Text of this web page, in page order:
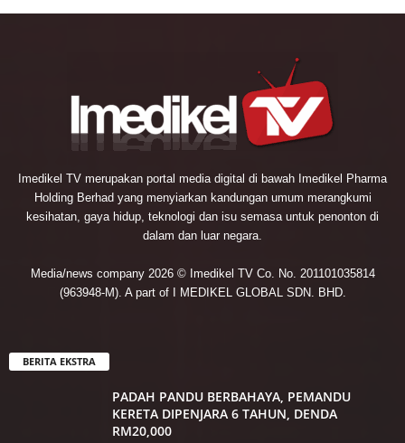
Imedikel TV merupakan portal media digital di bawah Imedikel Pharma
Holding Berhad yang menyiarkan kandungan umum merangkumi
kesihatan, gaya hidup, teknologi dan isu semasa untuk penonton di
dalam dan luar negara.
Media/news company 2026 © Imedikel TV Co. No. 201101035814
(963948-M). A part of I MEDIKEL GLOBAL SDN. BHD.
BERITA EKSTRA
PADAH PANDU BERBAHAYA, PEMANDU
KERETA DIPENJARA 6 TAHUN, DENDA
RM20,000